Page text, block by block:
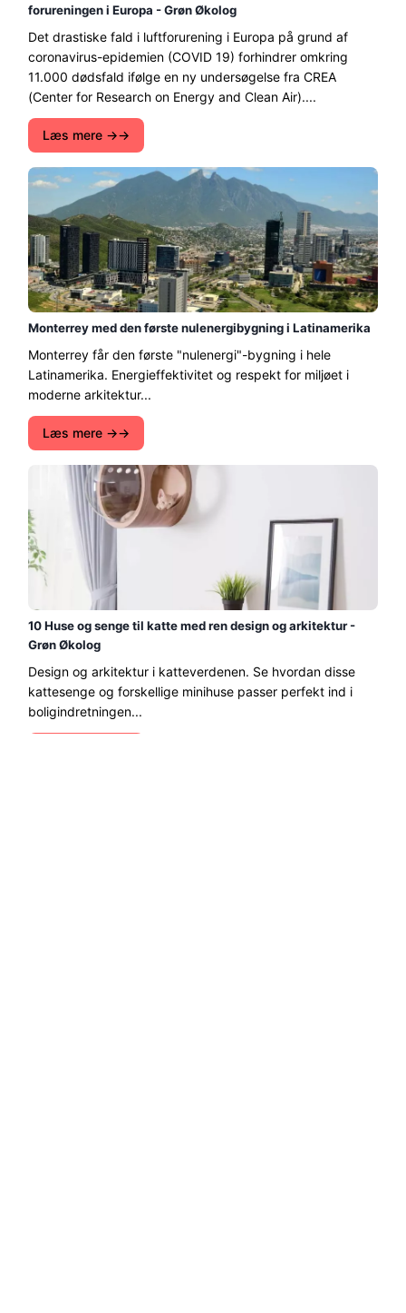
forureningen i Europa - Grøn Økolog
Det drastiske fald i luftforurening i Europa på grund af
coronavirus-epidemien (COVID 19) forhindrer omkring
11.000 dødsfald ifølge en ny undersøgelse fra CREA
(Center for Research on Energy and Clean Air)....
Læs mere →
Monterrey med den første nulenergibygning i Latinamerika
Monterrey får den første "nulenergi"-bygning i hele
Latinamerika. Energieffektivitet og respekt for miljøet i
moderne arkitektur...
Læs mere →
10 Huse og senge til katte med ren design og arkitektur -
Grøn Økolog
Design og arkitektur i katteverdenen. Se hvordan disse
kattesenge og forskellige minihuse passer perfekt ind i
boligindretningen...